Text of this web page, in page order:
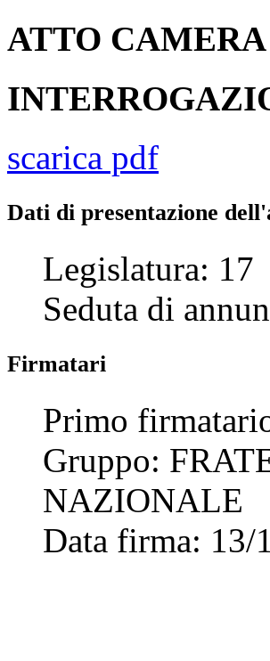
ATTO CAMERA
scarica pdf
Dati di presentazione
Legislatura: 17
Seduta di
Firmatari
Primo
Gruppo:
NAZIONALE
Data firma: 13/